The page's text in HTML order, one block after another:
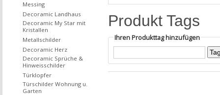
Produkt Tags
Ihren Produkttag hinzufügen
Messing
Decoramic Landhaus
Decoramic My Star mit
Kristallen
Metallschilder
Decoramic Herz
Decoramic Sprüche &
Hinweisschilder
Türklopfer
Türschilder Wohnung u.
Garten